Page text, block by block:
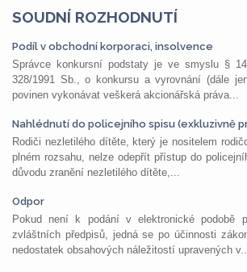
SOUDNÍ ROZHODNUTÍ
Podíl v obchodní korporaci, insolvence
Správce konkursní podstaty je ve smyslu §
328/1991 Sb., o konkursu a vyrovnání (dále
povinen vykonávat veškerá akcionářská práva...
Nahlédnutí do policejního spisu (exkluzivně
Rodiči nezletilého dítěte, který je nositelem
plném rozsahu, nelze odepřít přístup do
důvodu zranění nezletilého dítěte,...
Odpor
Pokud není k podání v elektronické podobě
zvláštních předpisů, jedná se po účinnosti
nedostatek obsahových náležitostí upravených